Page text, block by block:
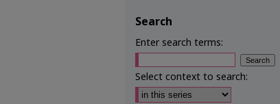
Search
Enter search terms:
Select context to search: